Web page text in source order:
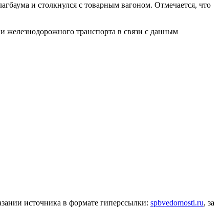
и столкнулся с товарным вагоном. Отмечается, что
железнодорожного транспорта в связи с данным
источника в формате гиперссылки: spbvedomosti.ru, за